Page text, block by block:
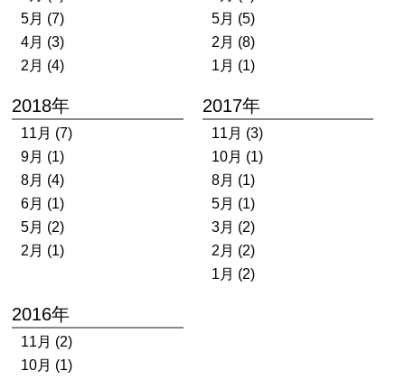
5月 (7)
4月 (3)
2月 (4)
5月 (5)
2月 (8)
1月 (1)
2018年
11月 (7)
9月 (1)
8月 (4)
6月 (1)
5月 (2)
2月 (1)
2017年
11月 (3)
10月 (1)
8月 (1)
5月 (1)
3月 (2)
2月 (2)
1月 (2)
2016年
11月 (2)
10月 (1)